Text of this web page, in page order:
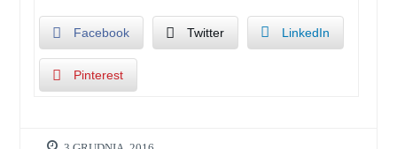
Facebook Twitter LinkedIn
Pinterest